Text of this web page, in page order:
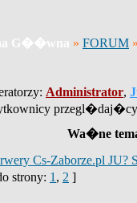
G��wna » FORUM »
Administrator,
przegl�daj�cy
Wa�ne
Cs-Zaborze.pl JU?
strony: 1 , 2 ]